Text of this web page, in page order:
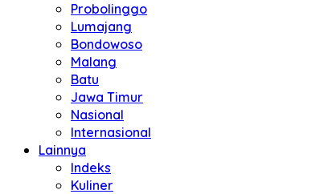
Probolinggo
Lumajang
Bondowoso
Malang
Batu
Jawa Timur
Nasional
Internasional
Lainnya
Indeks
Kuliner